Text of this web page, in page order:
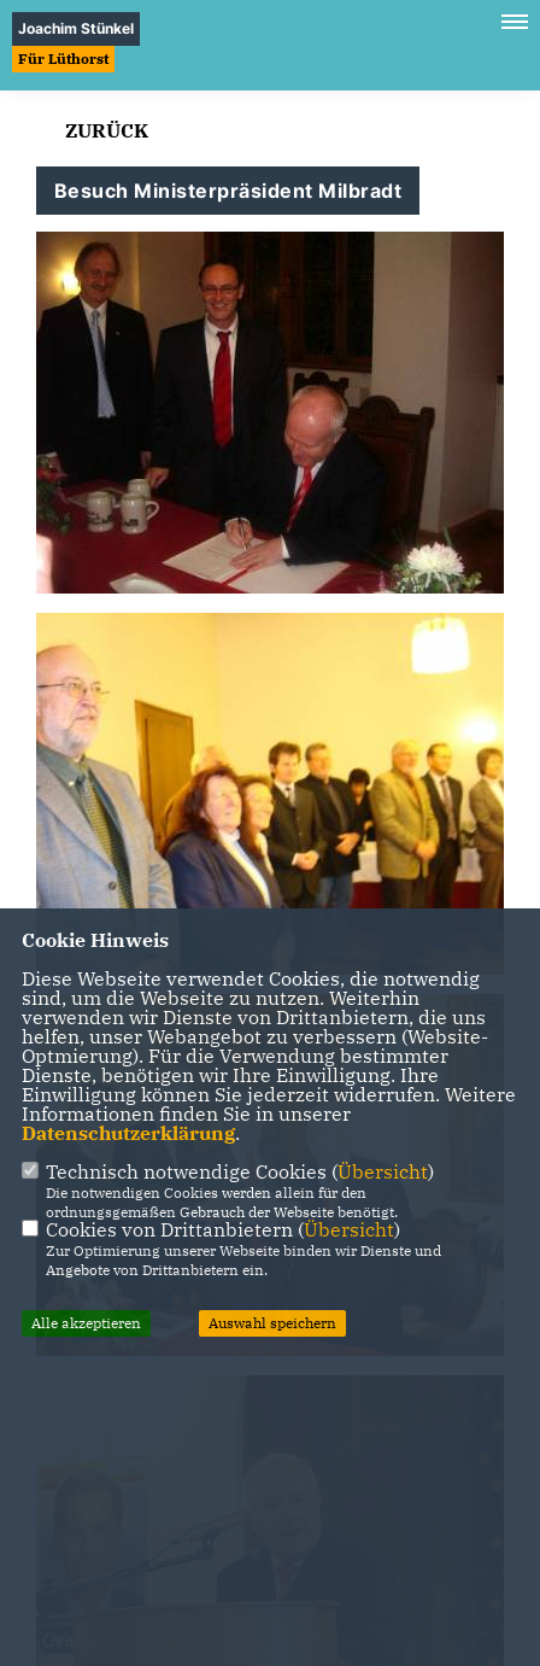
Joachim Stünkel
Für Lüthorst
ZURÜCK
Besuch Ministerpräsident Milbradt
Cookie Hinweis
Diese Webseite verwendet Cookies, die notwendig
sind, um die Webseite zu nutzen. Weiterhin
verwenden wir Dienste von Drittanbietern, die uns
helfen, unser Webangebot zu verbessern (Website-
Optmierung). Für die Verwendung bestimmter
Dienste, benötigen wir Ihre Einwilligung. Ihre
Einwilligung können Sie jederzeit widerrufen. Weitere
Informationen finden Sie in unserer
Datenschutzerklärung.
Technisch notwendige Cookies (Übersicht)
Die notwendigen Cookies werden allein für den
ordnungsgemäßen Gebrauch der Webseite benötigt.
Cookies von Drittanbietern (Übersicht)
Zur Optimierung unserer Webseite binden wir Dienste und
Angebote von Drittanbietern ein.
Alle akzeptieren Auswahl speichern